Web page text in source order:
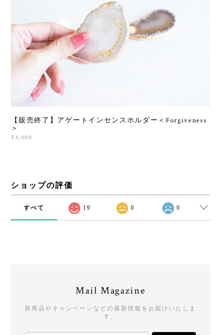
【販売終了】アゲートインセンスホルダー＜Forgiveness
＞
¥4,000
ショップの評価
すべて 19 0 0
Mail Magazine
新商品やキャンペーンなどの最新情報をお届けいたしま
す。